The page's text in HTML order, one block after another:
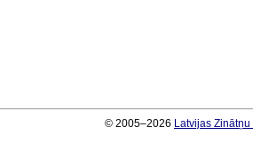
© 2005–2026 Latvijas